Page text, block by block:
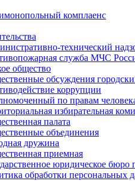
комплаенс
технический
служба МЧС
общество
обсуждения
коррупции
по правам
избирательная
палата
объединения
дружина
приемная
юридическое бюро
обработки персональных